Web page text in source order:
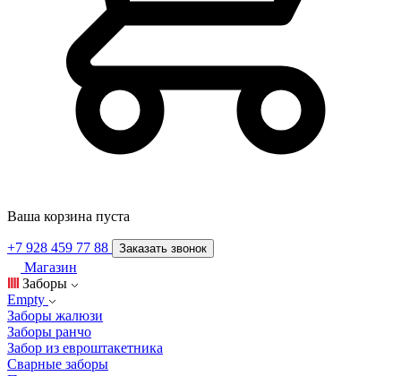
Ваша корзина пуста
+7 928 459 77 88 Заказать звонок
Магазин
Заборы
Empty
Заборы жалюзи
Заборы ранчо
Забор из евроштакетника
Сварные заборы